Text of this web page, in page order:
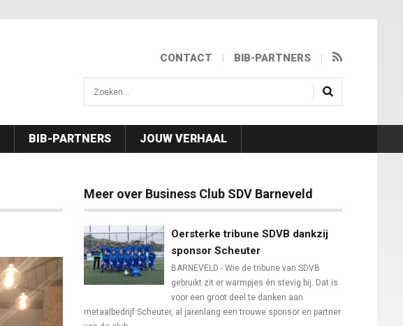
CONTACT BIB-PARTNERS
sisea.search
BIB-PARTNERS JOUW VERHAAL
Meer over Business Club SDV Barneveld
Oersterke tribune SDVB dankzij
sponsor Scheuter
BARNEVELD - Wie de tribune van SDVB
gebruikt zit er warmpjes én stevig bij. Dat is
voor een groot deel te danken aan
metaalbedrijf Scheuter, al jarenlang een trouwe sponsor en partner